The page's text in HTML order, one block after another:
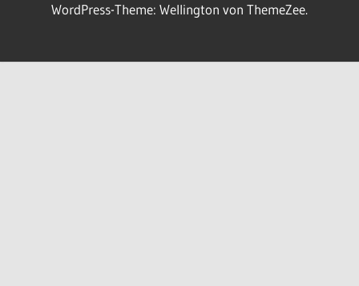
WordPress-Theme: Wellington von ThemeZee.